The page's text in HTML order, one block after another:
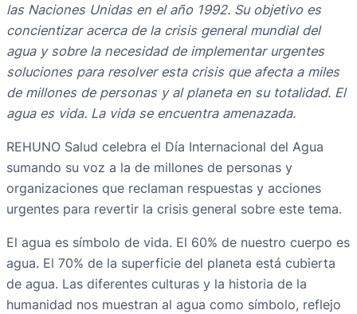
las Naciones Unidas en el año 1992. Su objetivo es
concientizar acerca de la crisis general mundial del
agua y sobre la necesidad de implementar urgentes
soluciones para resolver esta crisis que afecta a miles
de millones de personas y al planeta en su totalidad. El
agua es vida. La vida se encuentra amenazada.
REHUNO Salud celebra el Día Internacional del Agua
sumando su voz a la de millones de personas y
organizaciones que reclaman respuestas y acciones
urgentes para revertir la crisis general sobre este tema.
El agua es símbolo de vida. El 60% de nuestro cuerpo es
agua. El 70% de la superficie del planeta está cubierta
de agua. Las diferentes culturas y la historia de la
humanidad nos muestran al agua como símbolo, reflejo